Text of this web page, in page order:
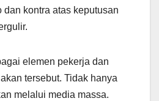
dan kontra atas keputusan
elemen pekerja dan
tersebut. Tidak hanya
melalui media massa.